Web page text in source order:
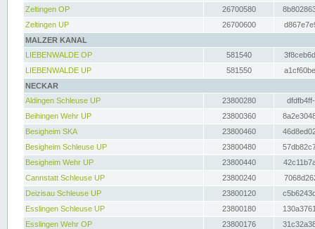
Zeltingen OP
26700580
Zeltingen UP
26700600
MALZER KANAL
LIEBENWALDE OP
581540
LIEBENWALDE UP
581550
NECKAR
Aldingen Schleuse UP
23800280
Beihingen Wehr UP
23800360
Besigheim SKA
23800460
Besigheim Schleuse UP
23800480
Besigheim Wehr UP
23800440
Cannstatt Schleuse UP
23800240
Deizisau Schleuse UP
23800120
Esslingen Schleuse UP
23800180
Esslingen Wehr OP
23800176